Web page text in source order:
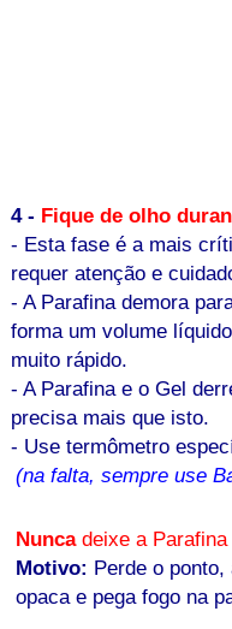
4 - Fique de olho
- Esta fase é a mais
requer atenção e
- A Parafina demora
forma um volume
muito rápido.
- A Parafina e o Gel
precisa mais que isto.
- Use termômetro
(na falta, sempre use
Nuncadeixe a Parafina
Motivo: Perde o
opaca e pega fogo na